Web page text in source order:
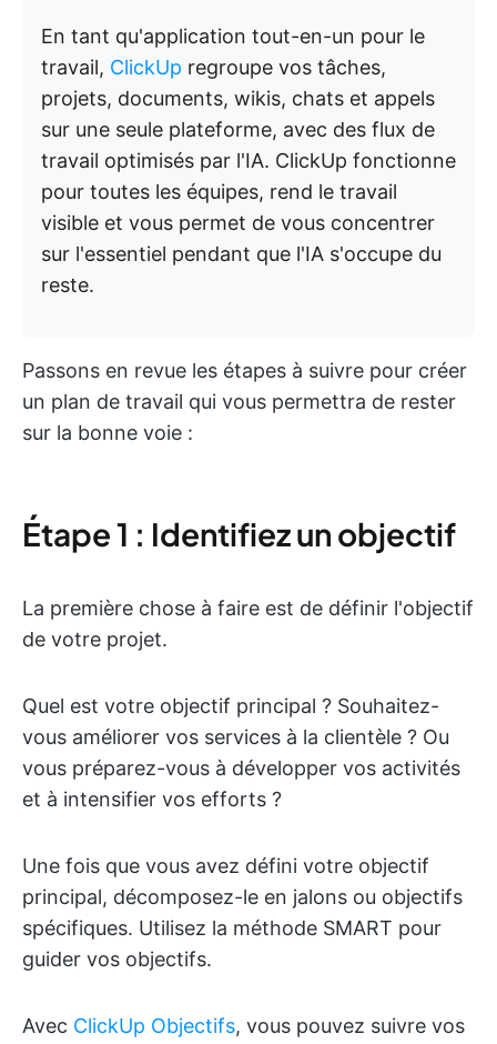
En tant qu'application tout-en-un pour le
travail, ClickUp regroupe vos tâches,
projets, documents, wikis, chats et appels
sur une seule plateforme, avec des flux de
travail optimisés par l'IA. ClickUp fonctionne
pour toutes les équipes, rend le travail
visible et vous permet de vous concentrer
sur l'essentiel pendant que l'IA s'occupe du
reste.
Passons en revue les étapes à suivre pour créer
un plan de travail qui vous permettra de rester
sur la bonne voie :
Étape 1 : Identifiez un objectif
La première chose à faire est de définir l'objectif
de votre projet.
Quel est votre objectif principal ? Souhaitez-
vous améliorer vos services à la clientèle ? Ou
vous préparez-vous à développer vos activités
et à intensifier vos efforts ?
Une fois que vous avez défini votre objectif
principal, décomposez-le en jalons ou objectifs
spécifiques. Utilisez la méthode SMART pour
guider vos objectifs.
Avec ClickUp Objectifs, vous pouvez suivre vos